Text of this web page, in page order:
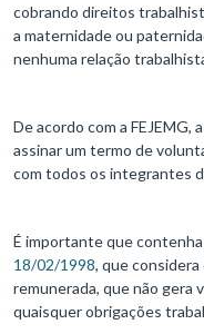
cobrando direitos
a maternidade ou
nenhuma relação
De acordo com a FEJEMG,
assinar um termo de
com todos os integrantes
É importante que
18/02/1998, que
remunerada, que não gera
quaisquer obrigações